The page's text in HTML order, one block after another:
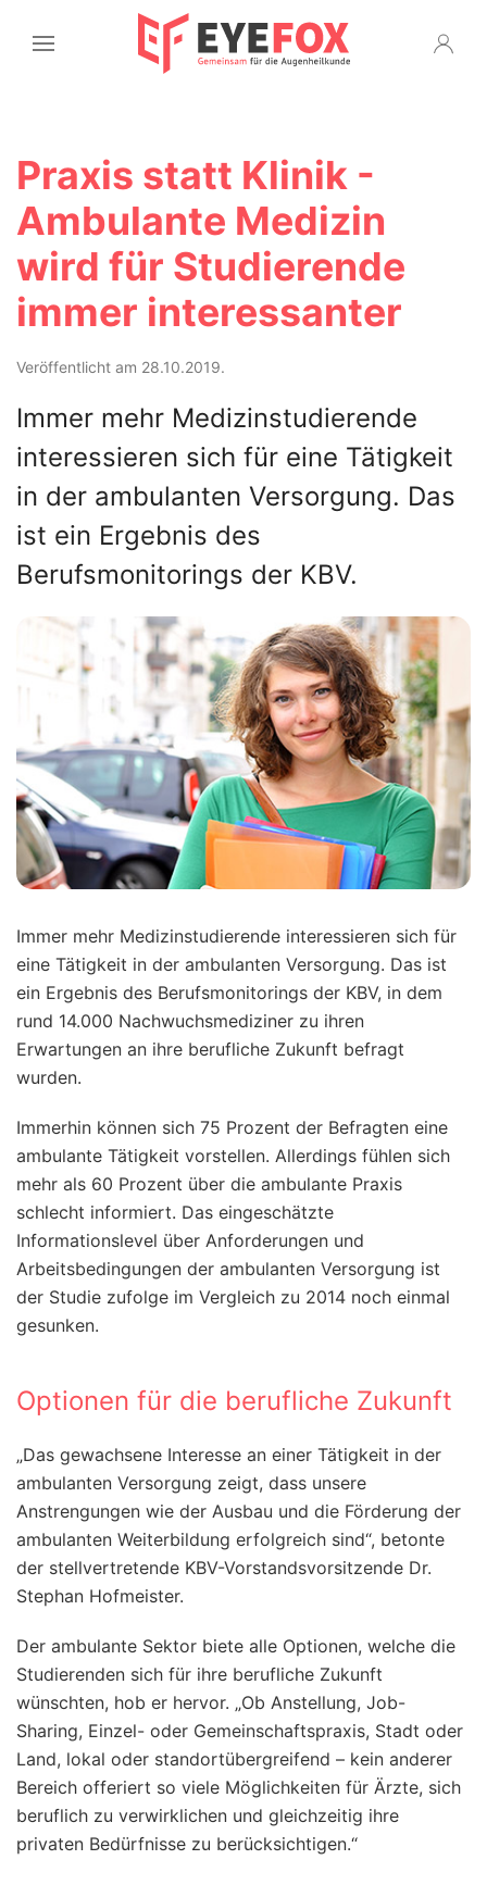
Praxis statt Klinik -
Ambulante Medizin
wird für Studierende
immer interessanter
Veröffentlicht am 28.10.2019.
Immer mehr Medizinstudierende
interessieren sich für eine Tätigkeit
in der ambulanten Versorgung. Das
ist ein Ergebnis des
Berufsmonitorings der KBV.
Immer mehr Medizinstudierende interessieren sich für
eine Tätigkeit in der ambulanten Versorgung. Das ist
ein Ergebnis des Berufsmonitorings der KBV, in dem
rund 14.000 Nachwuchsmediziner zu ihren
Erwartungen an ihre berufliche Zukunft befragt
wurden.
Immerhin können sich 75 Prozent der Befragten eine
ambulante Tätigkeit vorstellen. Allerdings fühlen sich
mehr als 60 Prozent über die ambulante Praxis
schlecht informiert. Das eingeschätzte
Informationslevel über Anforderungen und
Arbeitsbedingungen der ambulanten Versorgung ist
der Studie zufolge im Vergleich zu 2014 noch einmal
gesunken.
Optionen für die berufliche Zukunft
„Das gewachsene Interesse an einer Tätigkeit in der
ambulanten Versorgung zeigt, dass unsere
Anstrengungen wie der Ausbau und die Förderung der
ambulanten Weiterbildung erfolgreich sind“, betonte
der stellvertretende KBV-Vorstandsvorsitzende Dr.
Stephan Hofmeister.
Der ambulante Sektor biete alle Optionen, welche die
Studierenden sich für ihre berufliche Zukunft
wünschten, hob er hervor. „Ob Anstellung, Job-
Sharing, Einzel- oder Gemeinschaftspraxis, Stadt oder
Land, lokal oder standortübergreifend – kein anderer
Bereich offeriert so viele Möglichkeiten für Ärzte, sich
beruflich zu verwirklichen und gleichzeitig ihre
privaten Bedürfnisse zu berücksichtigen.“